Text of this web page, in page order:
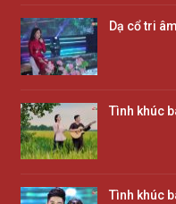
Dạ cổ tri
Tình khúc
Tình khúc